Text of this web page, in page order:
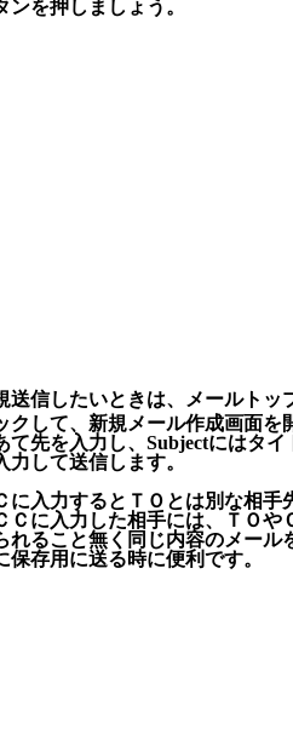
ンを押しましょう。
送信したいときは、メールトッ
クして、新規メール作成画面を
先を入力し、Subjectにはタイ
力して送信します。
に入力するとＴＯとは別な相手
Ｃに入力した相手には、ＴＯや
れること無く同じ内容のメール
保存用に送る時に便利です。